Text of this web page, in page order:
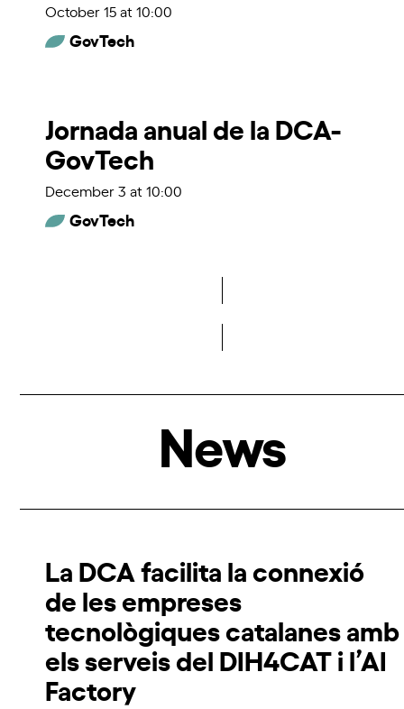
October 15 at 10:00
GovTech
Jornada anual de la DCA-
GovTech
December 3 at 10:00
GovTech
News
La DCA facilita la connexió
de les empreses
tecnològiques catalanes amb
els serveis del DIH4CAT i l’AI
Factory